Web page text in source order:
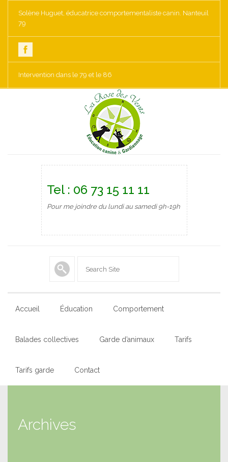
Solène Huguet, éducatrice comportementaliste canin. Nanteuil
79
Intervention dans le 79 et le 86
Tel : 06 73 15 11 11
Pour me joindre du lundi au samedi 9h-19h
Accueil Éducation Comportement
Balades collectives Garde d’animaux Tarifs
Tarifs garde Contact
Archives